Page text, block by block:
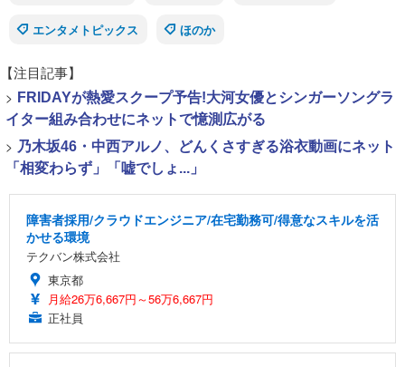
エンタメトピックス ほのか
【注目記事】
> FRIDAYが熱愛スクープ予告!大河女優とシンガーソングラ
イター組み合わせにネットで憶測広がる
> 乃木坂46・中西アルノ、どんくさすぎる浴衣動画にネット
「相変わらず」「嘘でしょ...」
障害者採用/クラウドエンジニア/在宅勤務可/得意なスキルを活
かせる環境
テクバン株式会社
東京都
月給26万6,667円～56万6,667円
正社員